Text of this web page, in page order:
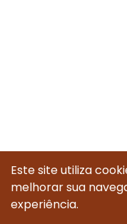
© Todos
Este site utiliza
melhorar sua
experiência.